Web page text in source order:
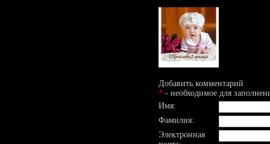
Добавить комментарий
* - необходимое для
Имя:
Фамилия:
Электронная